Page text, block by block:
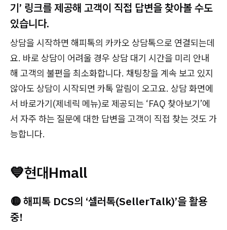
기’ 링크를 제공해 고객이 직접 답변을 찾아볼 수도
있습니다.
상담을 시작하면 해피톡의 카카오 상담톡으로 연결되는데
요. 바로 상담이 어려울 경우 상담 대기 시간을 미리 안내
해 고객의 불편을 최소화합니다. 채팅창을 계속 보고 있지
않아도 상담이 시작되면 카톡 알림이 오고요. 상담 화면에
서 바로가기(제네릭 메뉴)로 제공되는 ‘FAQ 찾아보기’에
서 자주 하는 질문에 대한 답변을 고객이 직접 찾는 것도 가
능합니다.
💙현대Hmall
🟡 해피톡 DCS의 ‘셀러톡(SellerTalk)’을 활용
중!